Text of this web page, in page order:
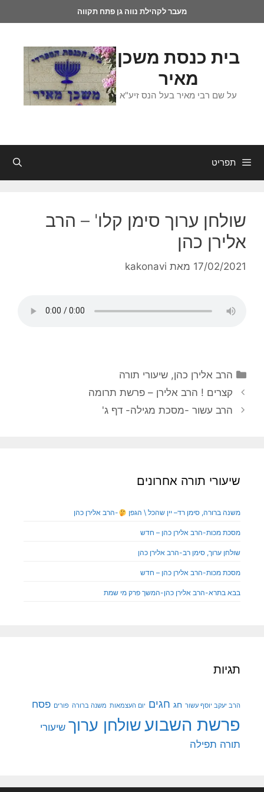
מעבר לקהילת נווה גן פתח תקווה
בית כנסת משכן
מאיר
על שם רבי מאיר בעל הנס זיע"א
תפריט
שולחן ערוך סימן קלו' – הרב
אלירן כהן
17/02/2021 מאת kakonavi
הרב אלירן כהן,שיעורי תורה
קצרים ! הרב אלירן – פרשת תרומה
הרב עשור -מסכת מגילה- דף ג'
שיעורי תורה אחרונים
משנה ברורה, סימן רד– יין שהכל \ הגפן -הרב אלירן כהן
מסכת מכות-הרב אלירן כהן – חדש
שולחן ערוך, סימן רב-הרב אלירן כהן
מסכת מכות-הרב אלירן כהן – חדש
בבא בתרא-הרב אלירן כהן-המשך פרק מי שמת
תגיות
הרב יעקב יוסף עשור חג חגים יום העצמאות משנה ברורה פורים פסח
פרשת השבועשולחן ערוך שיעורי
תורה תפילה